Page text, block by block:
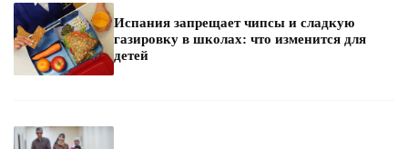
Испания запрещает чипсы и сладкую
газировку в школах: что изменится для
детей